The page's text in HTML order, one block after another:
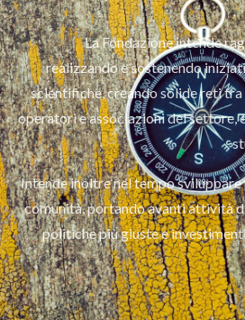
La Fondazione intende
realizzando e sostenendo
scientifiche, creando solide reti tra
operatori e associazioni del settore,
Intende inoltre nel tempo
comunità, portando avanti attività
politiche più giuste e